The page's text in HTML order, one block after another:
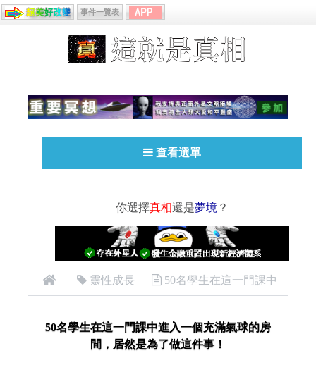
事件一覽表
查看選單
你選擇真相還是夢境 ？
靈性成長 50名學生在這一門課中
50名學生在這一門課中進入一個充滿氣球的房
間，居然是為了做這件事！